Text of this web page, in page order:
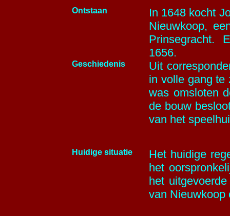
Ontstaan
In 1648 kocht
Nieuwkoop,
Prinsegracht.
1656.
Geschiedenis
Uit
in volle gang te
was omsloten
de bouw
van het
Huidige situatie
Het huidige
het
het
van Nieuwkoop